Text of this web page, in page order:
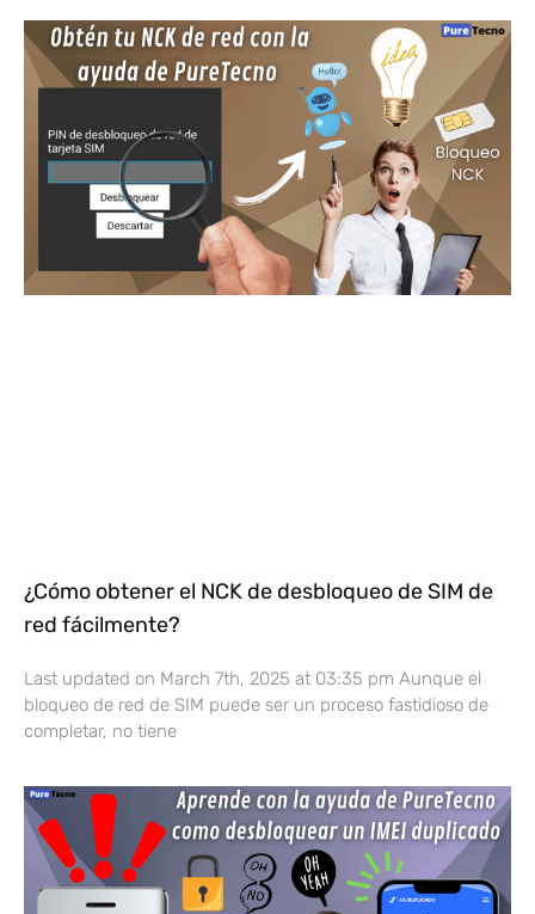
¿Cómo obtener el NCK de desbloqueo de SIM de
red fácilmente?
Last updated on March 7th, 2025 at 03:35 pm Aunque el
bloqueo de red de SIM puede ser un proceso fastidioso de
completar, no tiene